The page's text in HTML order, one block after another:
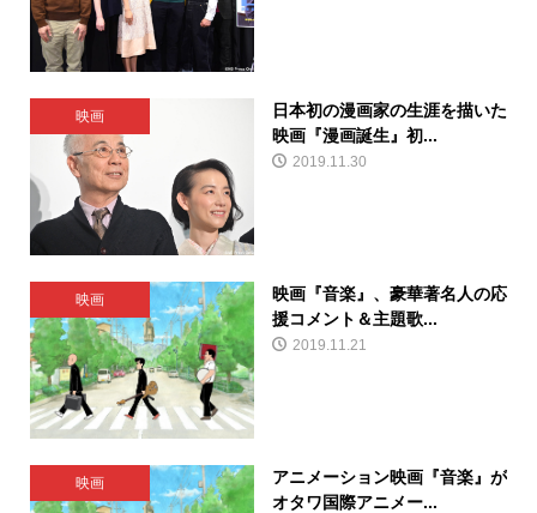
映画
日本初の漫画家の生涯を描いた
映画『漫画誕生』初...
2019.11.30
映画
映画『音楽』、豪華著名人の応
援コメント＆主題歌...
2019.11.21
映画
アニメーション映画『音楽』が
オタワ国際アニメー...